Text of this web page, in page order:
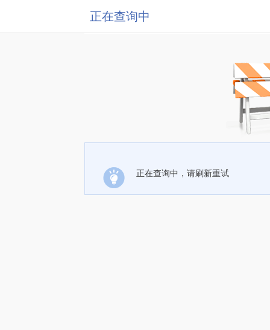
正在查询中
正在查询中，请刷新重试